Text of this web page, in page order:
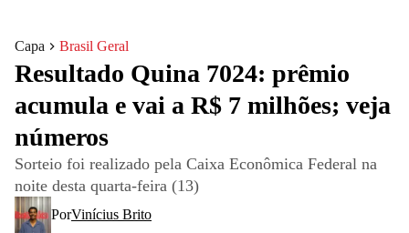
Capa Brasil Geral
Resultado Quina 7024: prêmio
acumula e vai a R$ 7 milhões; veja
números
Sorteio foi realizado pela Caixa Econômica Federal na
noite desta quarta-feira (13)
PorVinícius Brito